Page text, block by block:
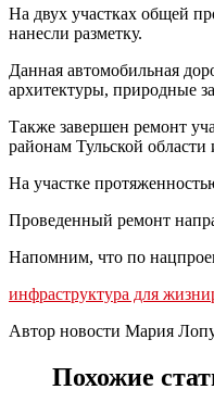
На двух участках общей
нанесли разметку.
Данная автомобильная
архитектуры, природные
Также завершен ремонт
районам Тульской
На участке
Проведенный ремонт
Напомним, что по
инфраструктура для жизни
Автор новости Мария
Похожие